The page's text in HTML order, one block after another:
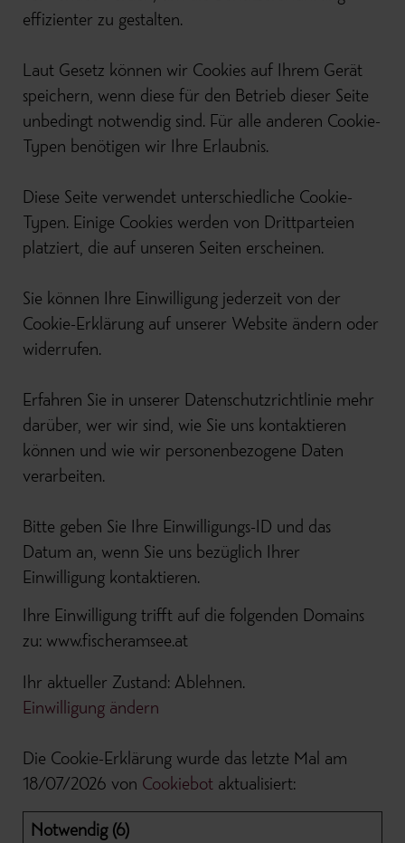
effizienter zu gestalten.
Laut Gesetz können wir Cookies auf Ihrem Gerät
speichern, wenn diese für den Betrieb dieser Seite
unbedingt notwendig sind. Für alle anderen Cookie-
Typen benötigen wir Ihre Erlaubnis.
Diese Seite verwendet unterschiedliche Cookie-
Typen. Einige Cookies werden von Drittparteien
platziert, die auf unseren Seiten erscheinen.
Sie können Ihre Einwilligung jederzeit von der
Cookie-Erklärung auf unserer Website ändern oder
widerrufen.
Erfahren Sie in unserer Datenschutzrichtlinie mehr
darüber, wer wir sind, wie Sie uns kontaktieren
können und wie wir personenbezogene Daten
verarbeiten.
Bitte geben Sie Ihre Einwilligungs-ID und das
Datum an, wenn Sie uns bezüglich Ihrer
Einwilligung kontaktieren.
Ihre Einwilligung trifft auf die folgenden Domains
zu: www.fischeramsee.at
Ihr aktueller Zustand: Ablehnen.
Einwilligung ändern
Die Cookie-Erklärung wurde das letzte Mal am
18/07/2026 von Cookiebot aktualisiert:
Notwendig (6)